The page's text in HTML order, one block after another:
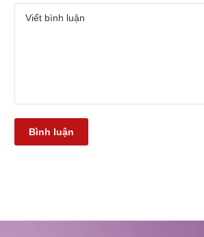
Bình luận